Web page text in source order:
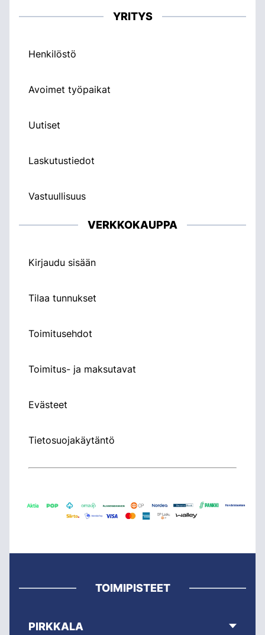
YRITYS
Henkilöstö
Avoimet työpaikat
Uutiset
Laskutustiedot
Vastuullisuus
VERKKOKAUPPA
Kirjaudu sisään
Tilaa tunnukset
Toimitusehdot
Toimitus- ja maksutavat
Evästeet
Tietosuojakäytäntö
TOIMIPISTEET
PIRKKALA